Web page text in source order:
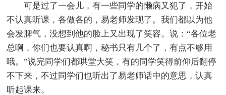
可是过了一会儿，有一些同学的懒病又犯了，开始
不认真听课，各做各的，易老师发现了。我们都以为他
会发脾气，没想到他的脸上又出现了笑容。说：“各位老
总啊，你们也要认真啊，秘书只有几个了，有点不够用
哦。”说完同学们都哄堂大笑，有的同学笑得前仰后翻停
不下来，不过同学们也听出了易老师话中的意思，认真
听起课来。